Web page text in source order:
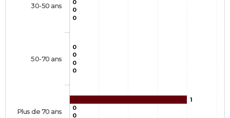
0
1
0
0
0
0
0
0
0
0
30-50 ans
50-70 ans
Plus de 70 ans